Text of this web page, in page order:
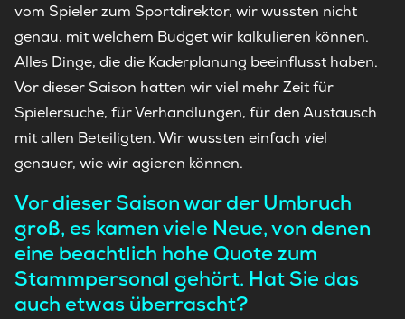
vom Spieler zum Sportdirektor, wir wussten nicht
genau, mit welchem Budget wir kalkulieren können.
Alles Dinge, die die Kaderplanung beeinflusst haben.
Vor dieser Saison hatten wir viel mehr Zeit für
Spielersuche, für Verhandlungen, für den Austausch
mit allen Beteiligten. Wir wussten einfach viel
genauer, wie wir agieren können.
Vor dieser Saison war der Umbruch
groß, es kamen viele Neue, von denen
eine beachtlich hohe Quote zum
Stammpersonal gehört. Hat Sie das
auch etwas überrascht?